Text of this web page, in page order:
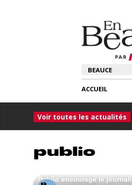
ACCUEIL
Voir toutes les actualités